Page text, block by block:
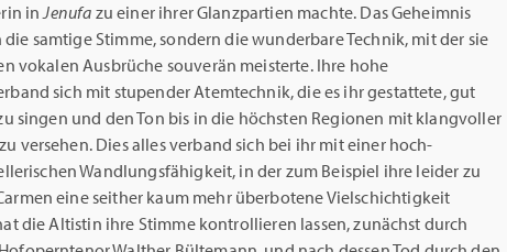
inJenufa zu einer ihrer Glanzpartien machte. Das Geheimnis
samtige Stimme, sondern die wunderbare Technik, mit der sie
vokalen Ausbrüche souverän meisterte. Ihre hohe
sich mit stupender Atemtechnik, die es ihr gestattete, gut
singen und den Ton bis in die höchsten Regionen mit klangvoller
versehen. Dies alles verband sich bei ihr mit einer hoch­
Wandlungsfähigkeit, in der zum Beispiel ihre leider zu
eine seither kaum mehr überbotene Vielschichtigkeit
die Altistin ihre Stimme kontrollieren lassen, zunächst durch